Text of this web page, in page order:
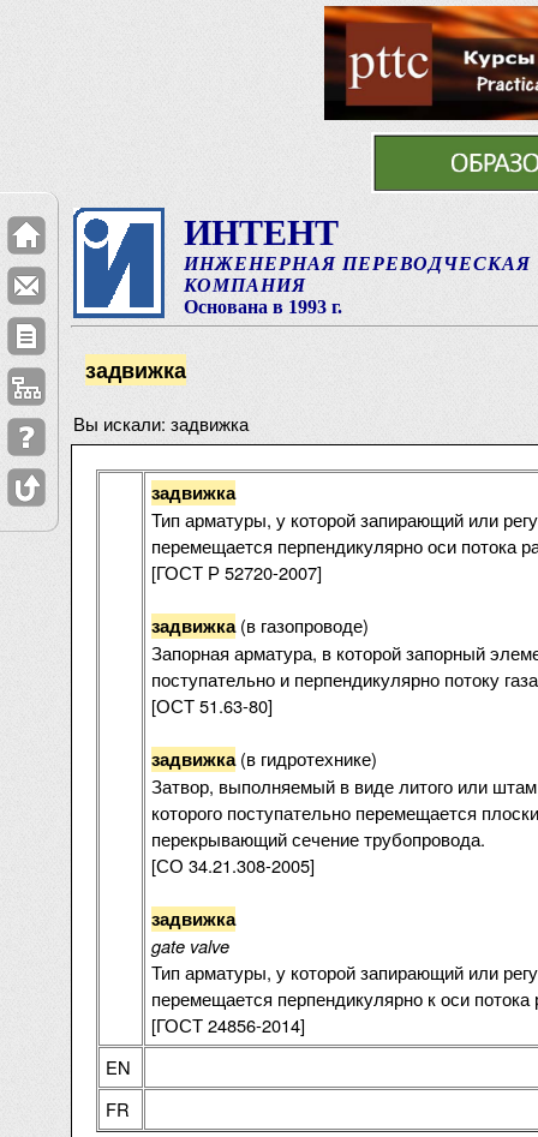
ИНТЕНТ
ИНЖЕНЕРНАЯ ПЕРЕВОДЧЕСКАЯ
КОМПАНИЯ
Основана в 1993 г.
задвижка
Вы искали: задвижка
задвижка
Тип арматуры, у которой запирающий или
перемещается перпендикулярно оси потока
[ГОСТ Р 52720-2007]
задвижка(в газопроводе)
Запорная арматура, в которой запорный
поступательно и перпендикулярно потоку газа
[ОСТ 51.63-80]
задвижка(в гидротехнике)
Затвор, выполняемый в виде литого или
которого поступательно перемещается
перекрывающий сечение трубопровода.
[СО 34.21.308-2005]
задвижка
gate valve
Тип арматуры, у которой запирающий или
перемещается перпендикулярно к оси
[ГОСТ 24856-2014]
EN
FR